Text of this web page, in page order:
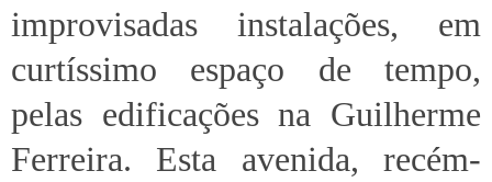
improvisadas instalações, em
curtíssimo espaço de tempo,
pelas edificações na Guilherme
Ferreira. Esta avenida, recém-